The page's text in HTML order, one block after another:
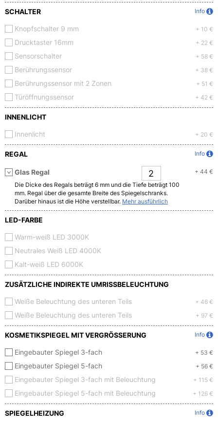
SCHALTER Info
Knopfschalter 9 mm + 10 €
Drucktaster 16mm + 22 €
Sensorschalter + 58 €
Berührungssensor + 38 €
Berührungssensor mit 2 Zonen + 51 €
Türöffnungssensor + 42 €
INNENLICHT
Innenlicht + 20 €
REGAL Info
Glas Regal
+ 44 €
Die Dicke des Regals beträgt 6 mm und die Tiefe beträgt 100
mm. Regal über die gesamte Breite des Spiegelschranks.
Darüber hinaus ist die Höhe verstellbar. Mehr ausführlich
LED-FARBE
Warm-weiß LED 3000K
Neutrales Weiß LED 4000K
Kalt-weiß LED 6000K
ZUSÄTZLICHE INDIREKTE UMRISSBELEUCHTUNG
Weiße Beleuchtung des unteren Teils + 46 €
Weiße Beleuchtung des unteren Teils + 97 €
KOSMETIKSPIEGEL MIT VERGRÖSSERUNG Info
Eingebauter Spiegel 3-fach + 53 €
Eingebauter Spiegel 5-fach + 56 €
Eingebauter Spiegel 3-fach mit Beleuchtung + 115 €
Eingebauter Spiegel 5-fach mit Beleuchtung + 126 €
SPIEGELHEIZUNG Info